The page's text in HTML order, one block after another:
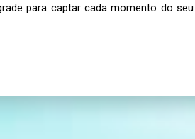
para captar cada momento do seu